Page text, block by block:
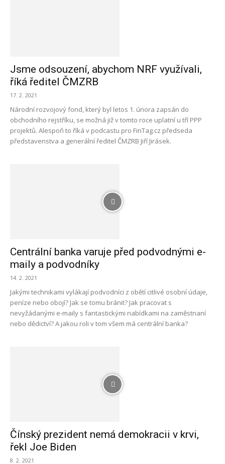
Jsme odsouzení, abychom NRF využívali,
říká ředitel ČMZRB
17. 2. 2021
Národní rozvojový fond, který byl letos 1. února zapsán do
obchodního rejstříku, se možná již v tomto roce uplatní u tří PPP
projektů. Alespoň to říká v podcastu pro FinTag.cz předseda
představenstva a generální ředitel ČMZRB Jiří Jirásek.
Centrální banka varuje před podvodnými e-
maily a podvodníky
14. 2. 2021
Jakými technikami vylákají podvodníci z obětí citlivé osobní údaje,
peníze nebo obojí? Jak se tomu bránit? Jak pracovat s
nevyžádanými e-maily s fantastickými nabídkami na zaměstnaní
nebo dědictví? A jakou roli v tom všem má centrální banka?
Čínský prezident nemá demokracii v krvi,
řekl Joe Biden
8. 2. 2021